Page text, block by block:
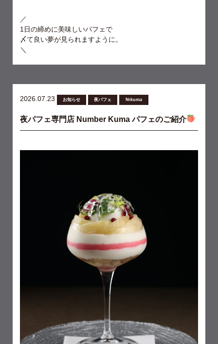
／
1日の締めに美味しいパフェで
〆て良い夢が見られますように。
＼
2026.07.23 お知らせ 夜パフェ №kuma
夜パフェ専門店 Number Kuma パフェのご紹介